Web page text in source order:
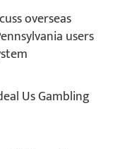
overseas
users
Us Gambling